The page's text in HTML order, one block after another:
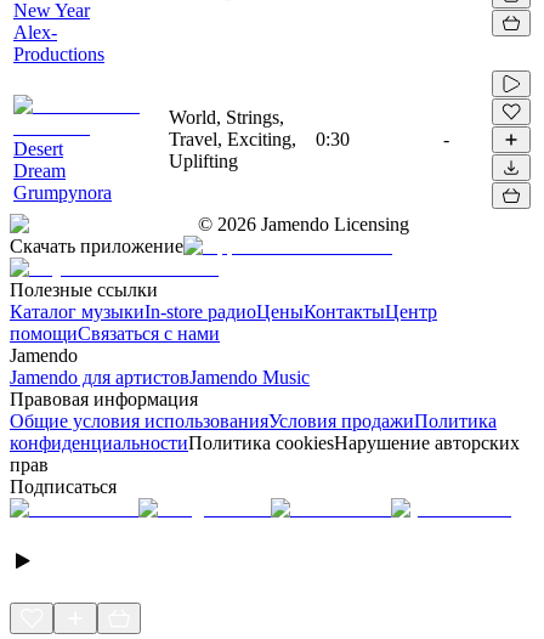
New Year
Alex-
Productions
Desert
Dream
Grumpynora
World, Strings,
Travel, Exciting,
Uplifting
0:30 -
© 2026 Jamendo Licensing
Скачать приложение
Полезные ссылки
Каталог музыкиIn-store радиоЦеныКонтактыЦентр
помощиСвязаться с нами
Jamendo
Jamendo для артистовJamendo Music
Правовая информация
Общие условия использованияУсловия продажиПолитика
конфиденциальностиПолитика cookiesНарушение авторских
прав
Подписаться